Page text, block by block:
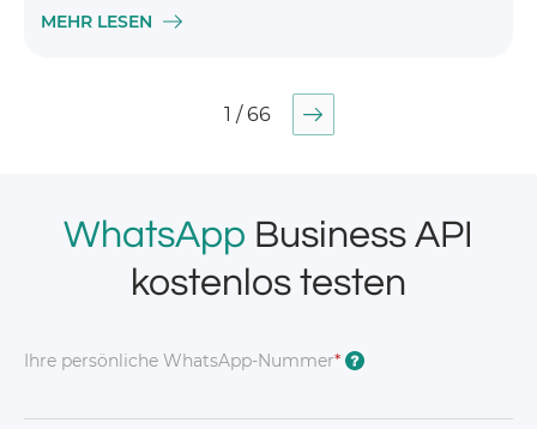
MEHR LESEN
1 / 66
WhatsApp Business API
kostenlos testen
Ihre persönliche WhatsApp-Nummer* ?